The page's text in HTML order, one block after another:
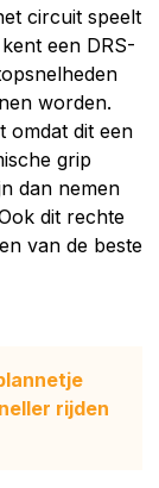
circuit speelt
een DRS-
worden.
omdat dit een
grip
dan nemen
dit rechte
van de beste
rijden